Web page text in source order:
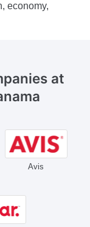
economy,
at
Avis